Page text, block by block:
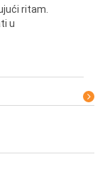
ritam.
u